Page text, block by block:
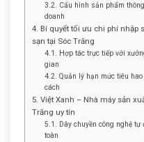
3.2. Cấu hình sản phẩm
doanh
4. Bí quyết tối ưu chi phí nhập
sạn tại Sóc Trăng
4.1. Hợp tác trực tiếp với
gian
4.2. Quản lý hạn mức tiêu
cách
5. Việt Xanh – Nhà máy sản
Trăng uy tín
5.1. Dây chuyền công nghệ
toàn